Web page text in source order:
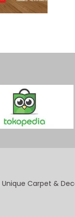
Unique Carpet &